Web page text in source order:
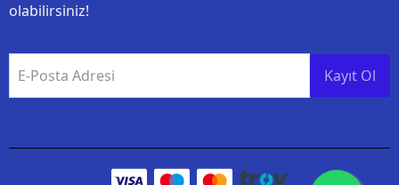
olabilirsiniz!
E-Posta Adresi Kayıt Ol